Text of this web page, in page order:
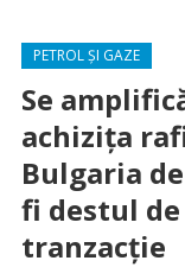
PETROL ȘI GAZE
Se
achizița
Bulgaria de
fi destul
tranzacție